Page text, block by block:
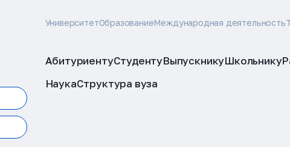
УниверситетОбразованиеМеждународная деятельность
АбитуриентуСтудентуВыпускникуШкольнику
НаукаСтруктура вуза